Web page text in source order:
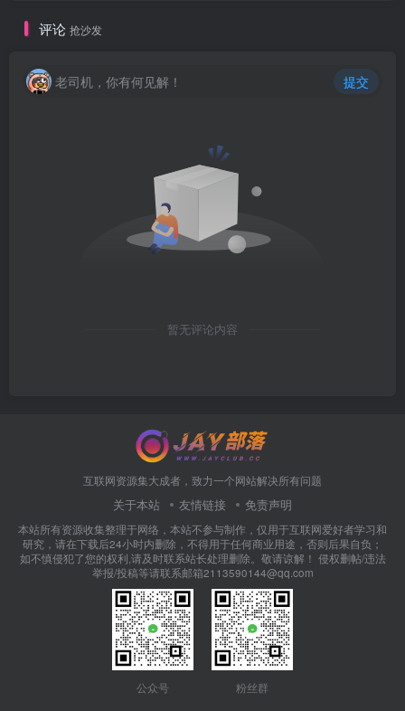
评论 抢沙发
老司机，你有何见解！ 提交
暂无评论内容
互联网资源集大成者，致力一个网站解决所有问题
关于本站 友情链接 免责声明
本站所有资源收集整理于网络，本站不参与制作，仅用于互联网爱好者学习和
研究，请在下载后24小时内删除，不得用于任何商业用途，否则后果自负；
如不慎侵犯了您的权利,请及时联系站长处理删除。敬请谅解！ 侵权删帖/违法
举报/投稿等请联系邮箱2113590144@qq.com
公众号 粉丝群